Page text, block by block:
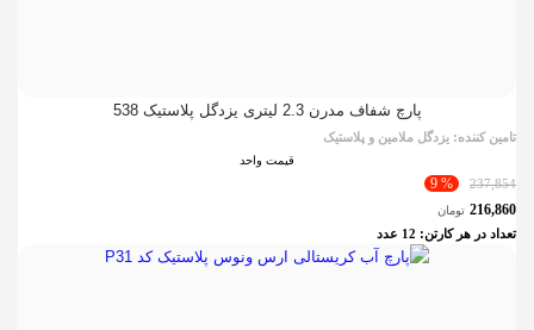
پارچ شفاف مدرن 2.3 لیتری یزدگل پلاستیک 538
تامین کننده: یزدگل ملامین و پلاستیک
قیمت واحد
237,854
% 9
216,860 تومان
تعداد در هر کارتن: 12 عدد